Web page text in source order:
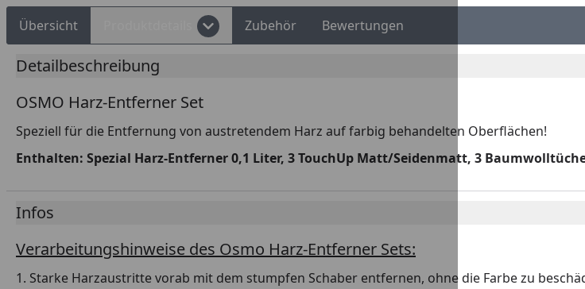
Übersicht Zubehör Bewertungen
Detailbeschreibung
OSMO Harz-Entferner Set
Speziell für die Entfernung von austretendem Harz auf farbig behandelten Oberflächen!
Enthalten: Spezial Harz-Entferner 0,1 Liter, 3 TouchUp Matt/Seidenmatt, 3
Infos
Verarbeitungshinweise des Osmo Harz-Entferner Sets:
1. Starke Harzaustritte vorab mit dem stumpfen Schaber entfernen, ohne die Farbe zu